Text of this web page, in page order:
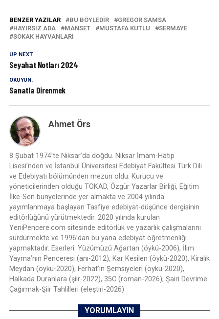
BENZER YAZILAR BU BÖYLEDİR
GREGOR SAMSA
HAYIRSIZ ADA
MANSET MUSTAFA KUTLU
SERMAYE
SOKAK HAYVANLARI
UP NEXT
Seyahat Notları 2024
OKUYUN:
Sanatla Direnmek
Ahmet Örs
8 Şubat 1974’te Niksar’da doğdu. Niksar İmam-Hatip
Lisesi’nden ve İstanbul Üniversitesi Edebiyat Fakültesi Türk Dili
ve Edebiyatı bölümünden mezun oldu. Kurucu ve
yöneticilerinden olduğu TOKAD, Özgür Yazarlar Birliği, Eğitim
İlke-Sen bünyelerinde yer almakta ve 2004 yılında
yayımlanmaya başlayan Tasfiye edebiyat-düşünce dergisinin
editörlüğünü yürütmektedir. 2020 yılında kurulan
YeniPencere.com sitesinde editörlük ve yazarlık çalışmalarını
sürdürmekte ve 1996’dan bu yana edebiyat öğretmenliği
yapmaktadır. Eserleri: Yüzümüzü Ağartan (öykü-2006), İlim
Yayma’nın Penceresi (anı-2012), Kar Kesilen (öykü-2020), Kiralık
Meydan (öykü-2020), Ferhat’ın Şemsiyeleri (öykü-2020),
Halkada Duranlara (şiir-2022), 35C (roman-2026), Şairi Devrime
Çağırmak-Şiir Tahlilleri (eleştiri-2026)
YORUMLAYIN